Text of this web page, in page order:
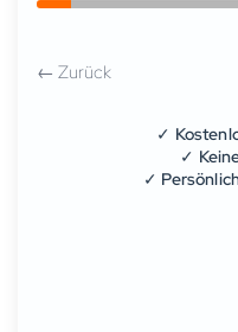
← Zurück
✓
✓
✓